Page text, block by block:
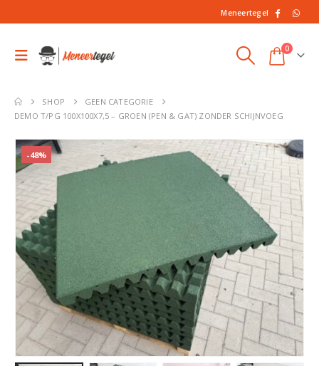
Meneertegel
0
SHOP
GEEN CATEGORIE
DEMO T/PG 100X100X7,5 – GROEN (PEN & GAT) ZONDER SCHIJNVOEG
-48%